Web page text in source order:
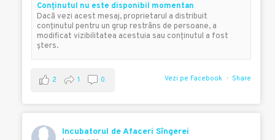
Conţinutul nu este disponibil momentan
Dacă vezi acest mesaj, proprietarul a distribuit
conţinutul pentru un grup restrâns de persoane, a
modificat vizibilitatea acestuia sau conţinutul a fost
şters.
Vezi pe Facebook Share
2 1 0
Incubatorul de Afaceri Sîngerei